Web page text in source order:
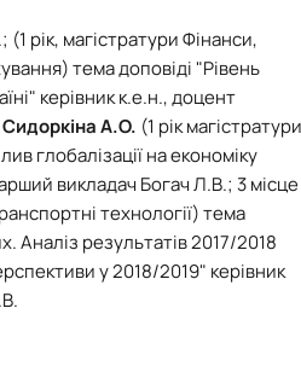
(1 рік, магістратури Фінанси,
тема доповіді "Рівень
керівник к.е.н., доцент
Сидоркіна А.О. (1 рік магістратури
глобалізації на економіку
викладач Богач Л.В.; 3 місце
технології) тема
Аналіз результатів 2017/2018
у 2018/2019" керівник